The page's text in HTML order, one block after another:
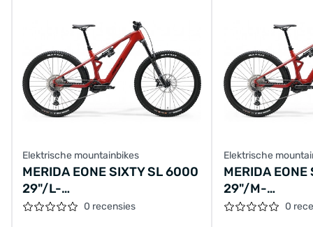
Elektrische mountainbikes
MERIDA EONE SIXTY SL 6000
29"/L-
44CM/12VER/ROOD/2025/A62511A01313
0 recensies
Elektrische
MERIDA
29"/M-
42CM/12VER/
0